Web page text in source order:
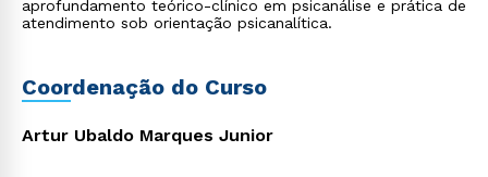
aprofundamento teórico-clínico em psicanálise e prática de
atendimento sob orientação psicanalítica.
Coordenação do Curso
Artur Ubaldo Marques Junior